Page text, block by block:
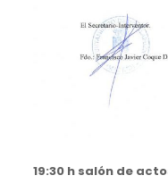
19:30 h salón de